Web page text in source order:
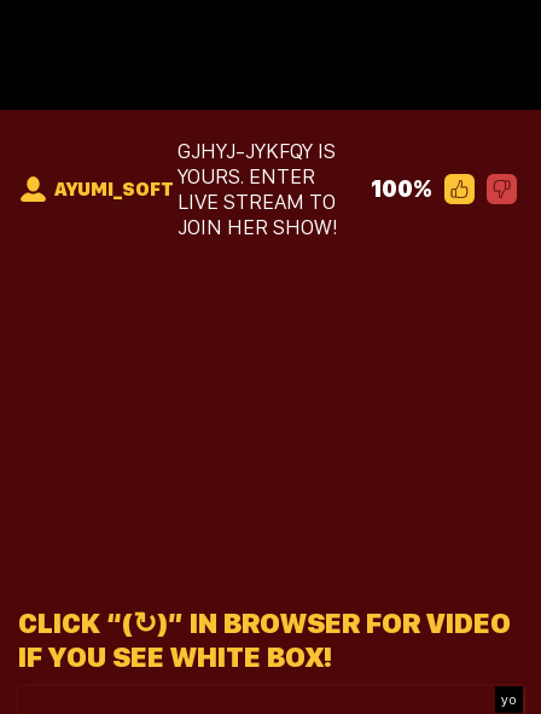
AYUMI_SOFT
GJHYJ-JYKFQY IS
YOURS. ENTER
LIVE STREAM TO
JOIN HER SHOW!
100%
CLICK “(↻)” IN BROWSER FOR VIDEO
IF YOU SEE WHITE BOX!
yo